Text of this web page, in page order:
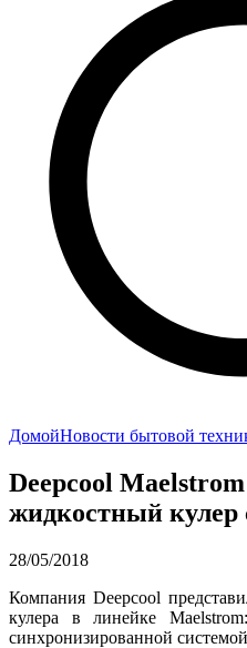
ДомойНовости бытовой
Deepcool
жидкостный кулер
28/05/2018
Компания Deepcool
кулера в линейке
синхронизированной